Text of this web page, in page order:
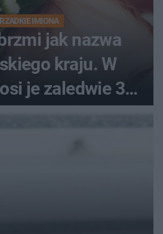
RZADKIE IMIONA
jak nazwa
kraju. W
je zaledwie 3
kobiety